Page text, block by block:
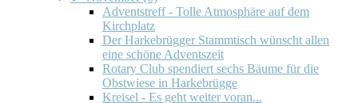
Adventstreff - Tolle Atmosphäre auf dem
Kirchplatz
Der Harkebrügger Stammtisch wünscht allen
eine schöne Adventszeit
Rotary Club spendiert sechs Bäume für die
Obstwiese in Harkebrügge
Kreisel - Es geht weiter voran...